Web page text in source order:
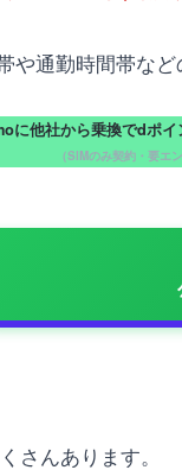
通勤時間帯など
に他社から乗換でdポ
（SIMのみ契約・要エ
さんあります。